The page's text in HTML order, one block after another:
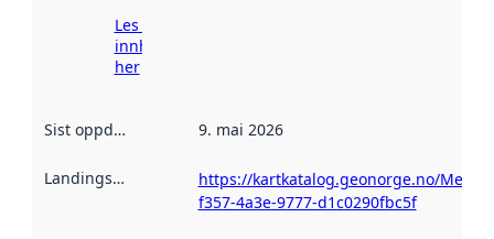
Les meir om
innhenting
her
Sist oppdatert 9. mai 2026
Landingsside
https://kartkatalog.geonorge.no/
f357-4a3e-9777-d1c0290fbc5f